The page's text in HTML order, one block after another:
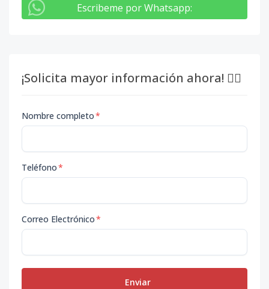
Escribeme por Whatsapp:
¡Solicita mayor información ahora! 👇🏽
Nombre completo*
Teléfono*
Correo Electrónico*
Enviar